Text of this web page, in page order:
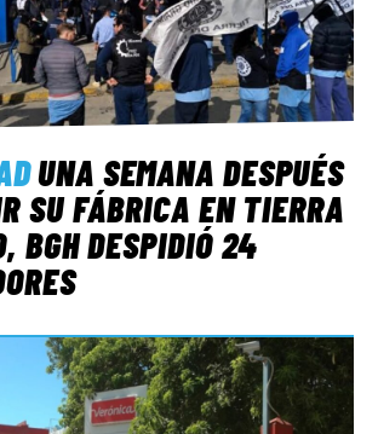
UNA SEMANA DESPUÉS
SU FÁBRICA EN TIERRA
BGH DESPIDIÓ 24